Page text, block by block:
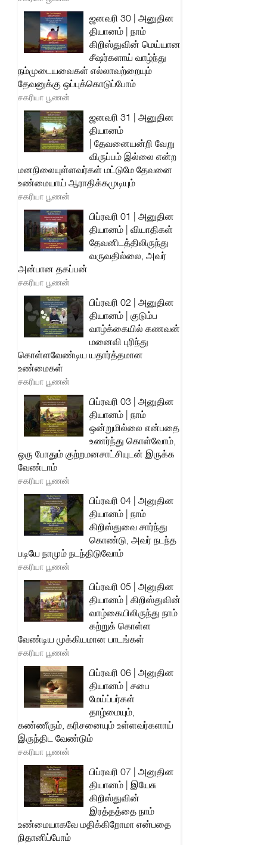
ஜனவரி 30 | அனுதின
தியானம் | நாம்
கிறிஸ்துவின் மெய்யான
சீஷர்களாய் வாழ்ந்து
நம்முடையவைகள் எல்லாவற்றையும்
தேவனுக்கு ஒப்புக்கொடுப்போம்
சகரியா பூணன்
ஜனவரி 31 | அனுதின
தியானம்
| தேவனையன்றி வேறு
விருப்பம் இல்லை என்ற
மனநிலையுள்ளவர்கள் மட்டுமே தேவனை
உண்மையாய் ஆராதிக்கமுடியும்
சகரியா பூணன்
பிப்ரவரி 01 | அனுதின
தியானம் | வியாதிகள்
தேவனிடத்திலிருந்து
வருவதில்லை, அவர்
அன்பான தகப்பன்
சகரியா பூணன்
பிப்ரவரி 02 | அனுதின
தியானம் | குடும்ப
வாழ்க்கையில் கணவன்
மனைவி புரிந்து
கொள்ளவேண்டிய யதார்த்தமான
உண்மைகள்
சகரியா பூணன்
பிப்ரவரி 03 | அனுதின
தியானம் | நாம்
ஒன்றுமில்லை என்பதை
உணர்ந்து கொள்வோம்,
ஒரு போதும் குற்றமனசாட்சியுடன் இருக்க
வேண்டாம்
சகரியா பூணன்
பிப்ரவரி 04 | அனுதின
தியானம் | நாம்
கிறிஸ்துவை சார்ந்து
கொண்டு, அவர் நடந்த
படியே நாமும் நடந்திடுவோம்
சகரியா பூணன்
பிப்ரவரி 05 | அனுதின
தியானம் | கிறிஸ்துவின்
வாழ்கையிலிருந்து நாம்
கற்றுக் கொள்ள
வேண்டிய முக்கியமான பாடங்கள்
சகரியா பூணன்
பிப்ரவரி 06 | அனுதின
தியானம் | சபை
மேய்ப்பர்கள்
தாழ்மையும்,
கண்ணீரும், கரிசனையும் உள்ளவர்களாய்
இருந்திட வேண்டும்
சகரியா பூணன்
பிப்ரவரி 07 | அனுதின
தியானம் | இயேசு
கிறிஸ்துவின்
இரத்தத்தை நாம்
உண்மையாகவே மதிக்கிறோமா என்பதை
நிதானிப்போம்